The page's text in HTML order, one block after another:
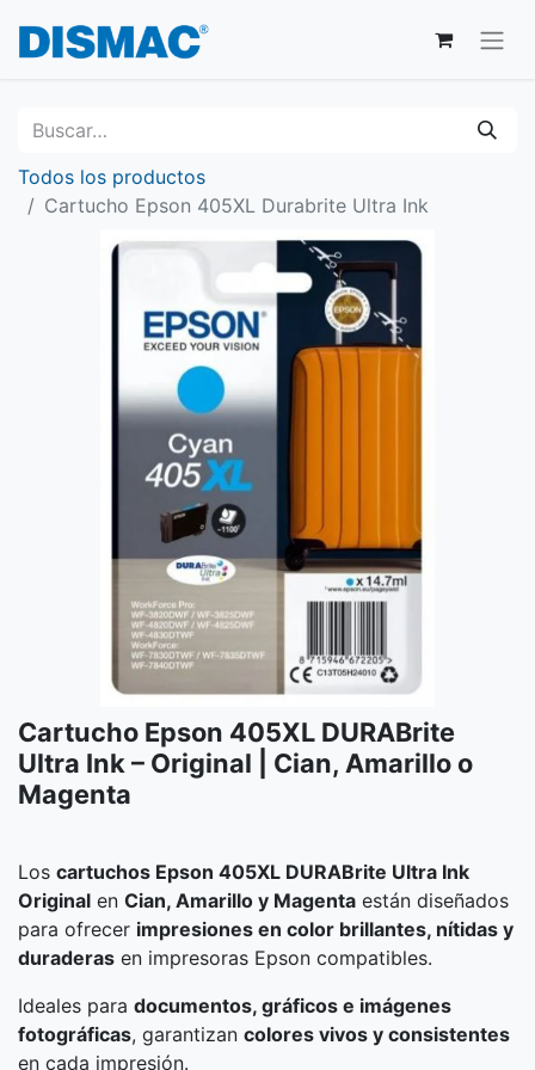
Todos los productos
Cartucho Epson 405XL Durabrite Ultra Ink
Cartucho Epson 405XL DURABrite
Ultra Ink – Original | Cian, Amarillo o
Magenta
Los cartuchos Epson 405XL DURABrite Ultra Ink
Original en Cian, Amarillo y Magenta están diseñados
para ofrecer impresiones en color brillantes, nítidas y
duraderas en impresoras Epson compatibles.
Ideales para documentos, gráficos e imágenes
fotográficas, garantizan colores vivos y consistentes
en cada impresión.